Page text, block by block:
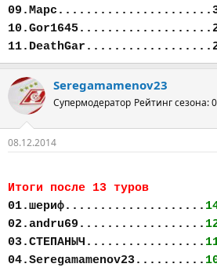
09.Марс......................3
Seregamamenov23
Супермодератор Рейтинг сезона: 0
08.12.2014
Итоги после 13 туров
01.шериф....................
02.andru69..................
03.СТЕПАНЫЧ.................
04.Seregamamenov23..........